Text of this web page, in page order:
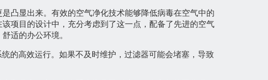
凸显出来。有效的空气净化技术能够降低病毒在空气中的
项目的设计中，充分考虑到了这一点，配备了先进的空气
适的办公环境。
的高效运行。如果不及时维护，过滤器可能会堵塞，导致